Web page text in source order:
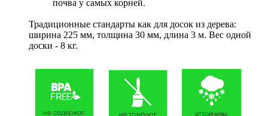
почва у самых корней.
Традиционные стандарты как для досок из дерева:
ширина 225 мм, толщина 30 мм, длина 3 м. Вес одной
доски - 8 кг.